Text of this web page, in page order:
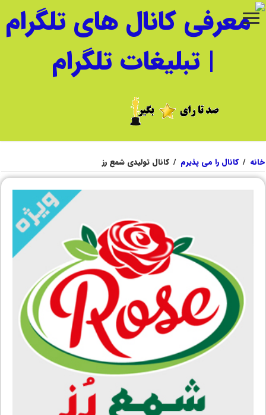
خانه / کانال را می پذیرم / کانال تولیدی شمع رز